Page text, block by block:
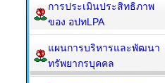
การประเมินประสิทธิภาพ
ของ อปทLPA
แผนการบริหารและพัฒนา
ทรัพยากรบุคคล